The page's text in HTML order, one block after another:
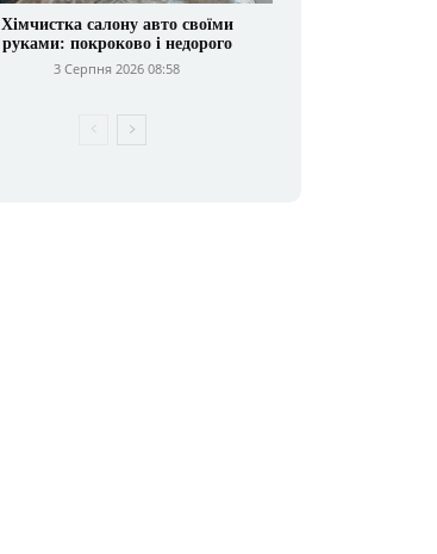
Хімчистка салону авто своїми
руками: покроково і недорого
3 Серпня 2026 08:58